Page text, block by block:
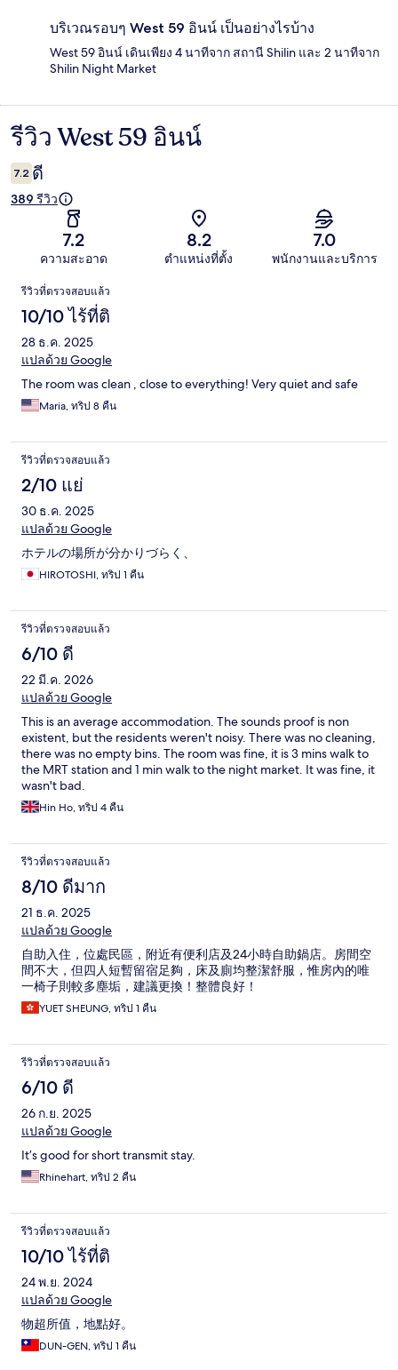
บริเวณรอบๆ West 59 อินน์ เป็นอย่างไรบ้าง
West 59 อินน์ เดินเพียง 4 นาทีจาก สถานี Shilin และ 2 นาทีจาก
Shilin Night Market
รีวิว
รีวิว West 59 อินน์
7.2 ดี
389 รีวิว
7.2
ความสะอาด
8.2
ตำแหน่งที่ตั้ง
7.0
พนักงานและบริการ
รีวิว
รีวิวที่ตรวจสอบแล้ว
10/10 ไร้ที่ติ
28 ธ.ค. 2025
แปลด้วย Google
The room was clean , close to everything! Very quiet and safe
Maria, ทริป 8 คืน
รีวิวที่ตรวจสอบแล้ว
2/10 แย่
30 ธ.ค. 2025
แปลด้วย Google
ホテルの場所が分かりづらく、
HIROTOSHI, ทริป 1 คืน
รีวิวที่ตรวจสอบแล้ว
6/10 ดี
22 มี.ค. 2026
แปลด้วย Google
This is an average accommodation. The sounds proof is non
existent, but the residents weren't noisy. There was no cleaning,
there was no empty bins. The room was fine, it is 3 mins walk to
the MRT station and 1 min walk to the night market. It was fine, it
wasn't bad.
Hin Ho, ทริป 4 คืน
รีวิวที่ตรวจสอบแล้ว
8/10 ดีมาก
21 ธ.ค. 2025
แปลด้วย Google
自助入住，位處民區，附近有便利店及24小時自助鍋店。房間空
間不大，但四人短暫留宿足夠，床及廁均整潔舒服，惟房內的唯
一椅子則較多塵垢，建議更換！整體良好！
YUET SHEUNG, ทริป 1 คืน
รีวิวที่ตรวจสอบแล้ว
6/10 ดี
26 ก.ย. 2025
แปลด้วย Google
It’s good for short transmit stay.
Rhinehart, ทริป 2 คืน
รีวิวที่ตรวจสอบแล้ว
10/10 ไร้ที่ติ
24 พ.ย. 2024
แปลด้วย Google
物超所值，地點好。
DUN-GEN, ทริป 1 คืน